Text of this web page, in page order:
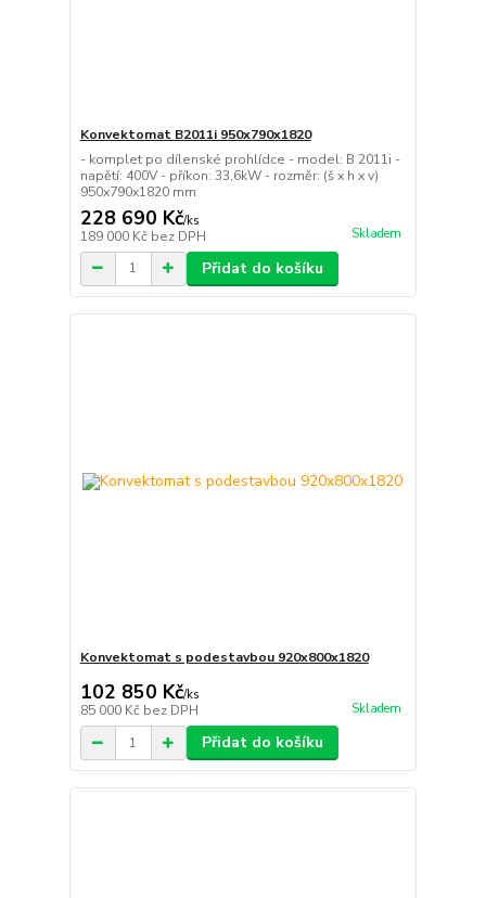
Konvektomat B2011i 950x790x1820
- komplet po dílenské prohlídce - model: B 2011i -
napětí: 400V - příkon: 33,6kW - rozměr: (š x h x v)
950x790x1820 mm
228 690 Kč/ks
189 000 Kč bez DPH Skladem
Přidat do košíku
Konvektomat s podestavbou 920x800x1820
102 850 Kč/ks
85 000 Kč bez DPH Skladem
Přidat do košíku